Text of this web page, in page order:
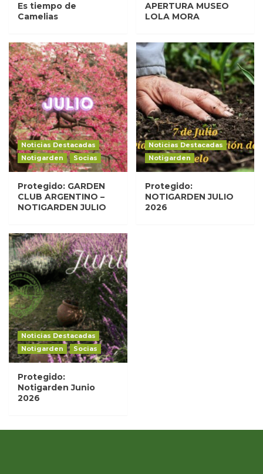
Es tiempo de
Camelias
APERTURA MUSEO
LOLA MORA
Noticias Destacadas
Notigarden
Socias
Protegido: GARDEN
CLUB ARGENTINO –
NOTIGARDEN JULIO
Noticias Destacadas
Notigarden
Protegido:
NOTIGARDEN JULIO
2026
Noticias Destacadas
Notigarden
Socias
Protegido:
Notigarden Junio
2026